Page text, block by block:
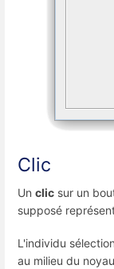
Clic
Un clic sur un
supposé
L'individu
au milieu du